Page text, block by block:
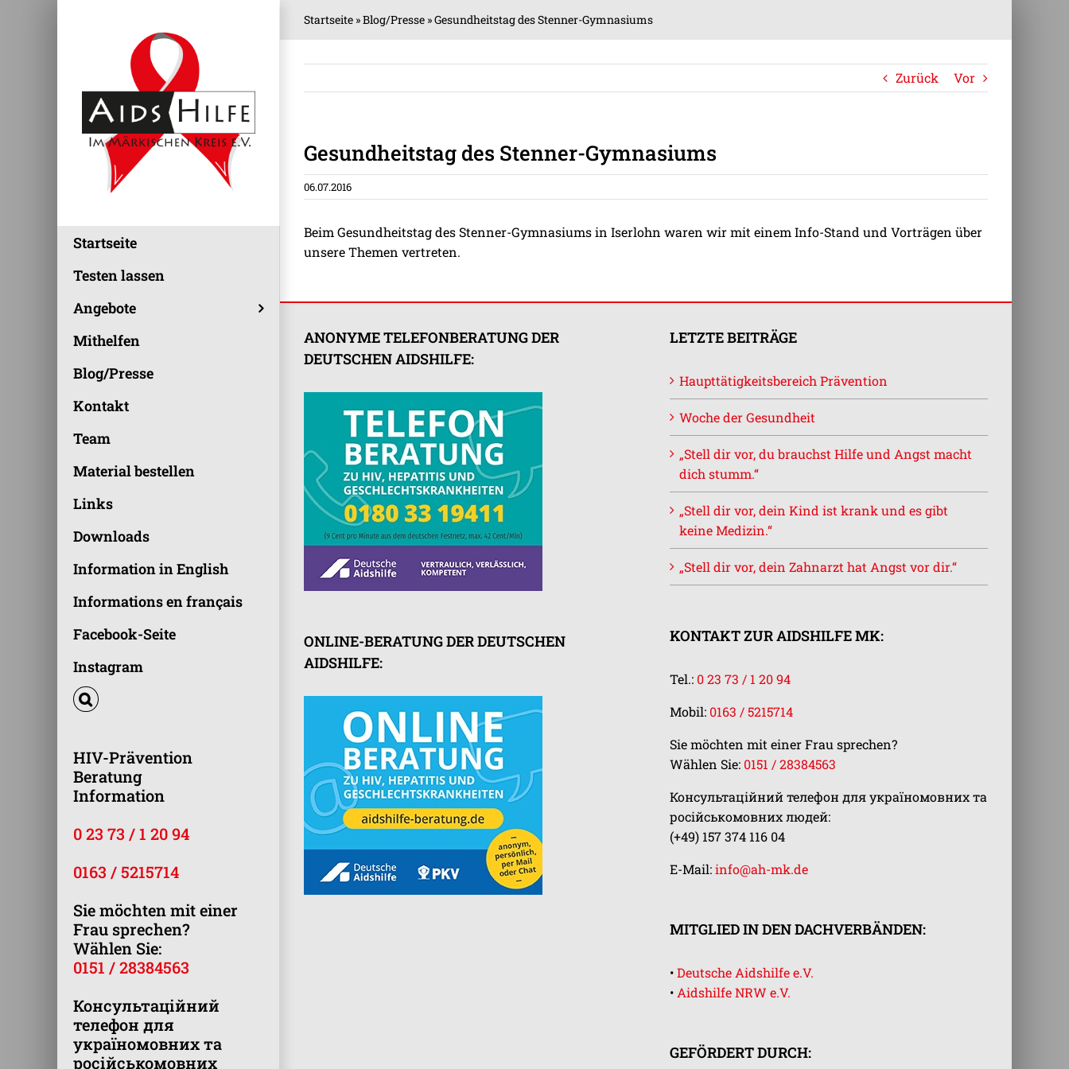
Startseite
Testen lassen
Angebote
Mithelfen
Blog/Presse
Kontakt
Team
Material bestellen
Links
Downloads
Information in English
Informations en français
Facebook-Seite
Instagram
HIV-Prävention
Beratung
Information
0 23 73 / 1 20 94
0163 / 5215714
Sie möchten mit einer
Frau sprechen?
Wählen Sie:
0151 / 28384563
Консультаційний
телефон для
україномовних та
російськомовних
Startseite »Blog/Presse »Gesundheitstag des Stenner-Gymnasiums
Zurück Vor
Gesundheitstag des Stenner-Gymnasiums
06.07.2016
Beim Gesundheitstag des Stenner-Gymnasiums in Iserlohn waren wir mit einem Info-Stand und Vorträgen über
unsere Themen vertreten.
ANONYME TELEFONBERATUNG DER
DEUTSCHEN AIDSHILFE:
ONLINE-BERATUNG DER DEUTSCHEN
AIDSHILFE:
LETZTE BEITRÄGE
Haupttätigkeitsbereich Prävention
Woche der Gesundheit
„Stell dir vor, du brauchst Hilfe und Angst macht
dich stumm.“
„Stell dir vor, dein Kind ist krank und es gibt
keine Medizin.“
„Stell dir vor, dein Zahnarzt hat Angst vor dir.“
KONTAKT ZUR AIDSHILFE MK:
Tel.: 0 23 73 / 1 20 94
Mobil: 0163 / 5215714
Sie möchten mit einer Frau sprechen?
Wählen Sie: 0151 / 28384563
Консультаційний телефон для україномовних та
російськомовних людей:
(+49) 157 374 116 04
E-Mail:info@ah-mk.de
MITGLIED IN DEN DACHVERBÄNDEN:
•Deutsche Aidshilfe e.V.
• Aidshilfe NRW e.V.
GEFÖRDERT DURCH: